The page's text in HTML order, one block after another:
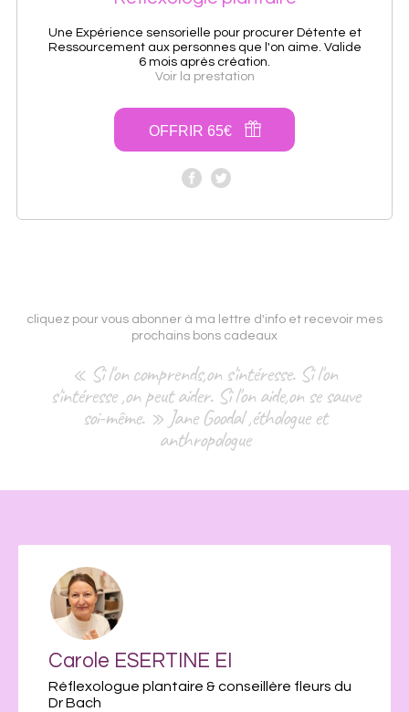
Une Expérience sensorielle pour procurer Détente et
Ressourcement aux personnes que l'on aime. Valide
6 mois après création.
Voir la prestation
OFFRIR 65€
cliquez pour vous abonner à ma lettre d'info et recevoir mes
prochains bons cadeaux
« Si l'on comprends,on s'intéresse. Si l'on
s'intéresse ,on peut aider. Si l'on aide,on se sauve
soi-même. » Jane Goodal ,éthologue et
anthropologue
Carole ESERTINE EI
Réflexologue plantaire & conseillère fleurs du
Dr Bach